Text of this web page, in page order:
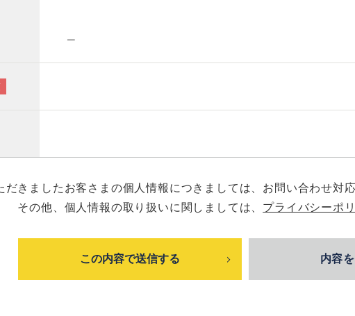
─
だきましたお客さまの個人情報につきましては、お問い合わせ対
その他、個人情報の取り扱いに関しましては、 プライバシーポ
内容